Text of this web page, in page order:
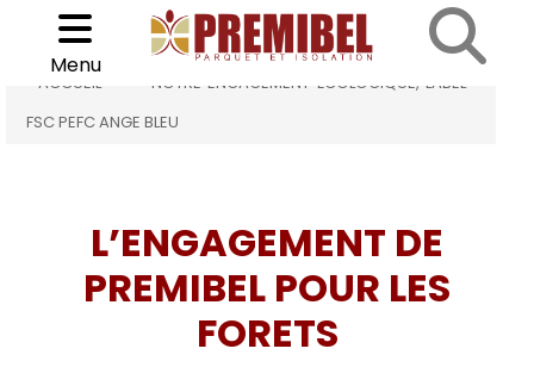
Notre engagement écologique, label FSC PEFC ANGE BLEU
Choisir son parquet
Menu
ACCUEIL
NOTRE ENGAGEMENT ÉCOLOGIQUE, LABEL
FSC PEFC ANGE BLEU
L’ENGAGEMENT DE
PREMIBEL POUR LES
FORETS
Cookies management panel